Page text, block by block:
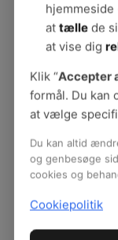
Artikler
Case
at tællede
at vise dig
Klik “Accepter
formål. Du kan
at vælge
Du kan altid
og genbesøge
cookies og
Cookiepolitik